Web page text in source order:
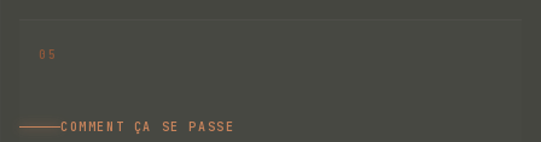
COMMENT ÇA SE PASSE